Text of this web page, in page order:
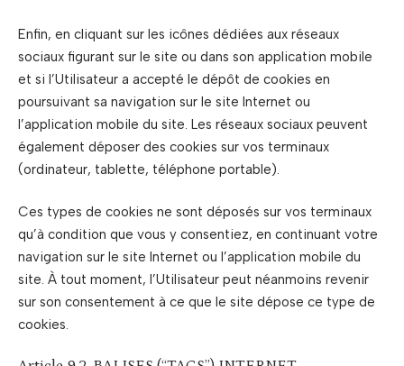
Enfin, en cliquant sur les icônes dédiées aux réseaux
sociaux figurant sur le site ou dans son application mobile
et si l’Utilisateur a accepté le dépôt de cookies en
poursuivant sa navigation sur le site Internet ou
l’application mobile du site. Les réseaux sociaux peuvent
également déposer des cookies sur vos terminaux
(ordinateur, tablette, téléphone portable).
Ces types de cookies ne sont déposés sur vos terminaux
qu’à condition que vous y consentiez, en continuant votre
navigation sur le site Internet ou l’application mobile du
site. À tout moment, l’Utilisateur peut néanmoins revenir
sur son consentement à ce que le site dépose ce type de
cookies.